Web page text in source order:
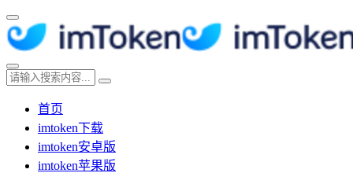
首页
imtoken下载
imtoken安卓版
imtoken苹果版